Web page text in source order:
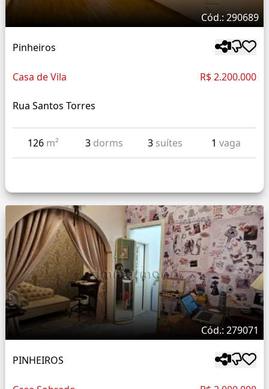
Cód.: 290689
Pinheiros
Casa de Vila R$ 2.200.000
Rua Santos Torres
126 m² 3 dorms 3 suítes 1 vaga
Cód.: 279071
PINHEIROS